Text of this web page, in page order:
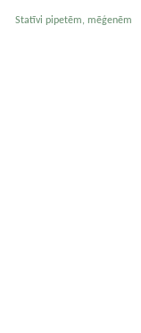
Statīvi pipetēm, mēģenēm